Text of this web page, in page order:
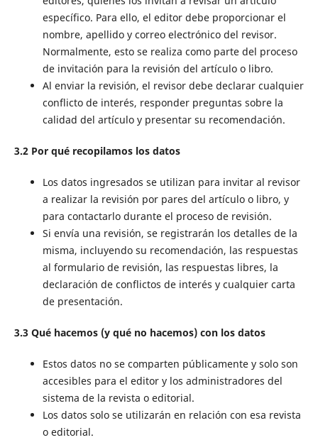
específico. Para ello, el editor debe proporcionar el
nombre, apellido y correo electrónico del revisor.
Normalmente, esto se realiza como parte del proceso
de invitación para la revisión del artículo o libro.
Al enviar la revisión, el revisor debe declarar cualquier
conflicto de interés, responder preguntas sobre la
calidad del artículo y presentar su recomendación.
3.2 Por qué recopilamos los datos
Los datos ingresados ​​se utilizan para invitar al revisor
a realizar la revisión por pares del artículo o libro, y
para contactarlo durante el proceso de revisión.
Si envía una revisión, se registrarán los detalles de la
misma, incluyendo su recomendación, las respuestas
al formulario de revisión, las respuestas libres, la
declaración de conflictos de interés y cualquier carta
de presentación.
3.3 Qué hacemos (y qué no hacemos) con los datos
Estos datos no se comparten públicamente y solo son
accesibles para el editor y los administradores del
sistema de la revista o editorial.
Los datos solo se utilizarán en relación con esa revista
o editorial.